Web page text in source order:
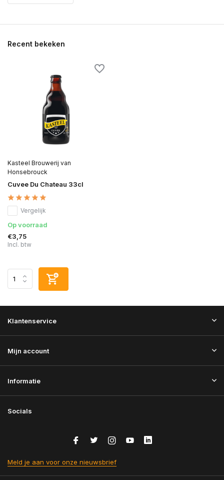
Recent bekeken
Kasteel Brouwerij van
Honsebrouck
Cuvee Du Chateau 33cl
Vergelijk
Op voorraad
€3,75
Incl. btw
Klantenservice
Mijn account
Informatie
Socials
Meld je aan voor onze nieuwsbrief